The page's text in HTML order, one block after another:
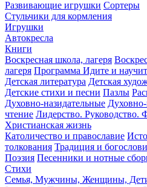
Развивающие игрушки Сортеры
Стульчики для кормления
Игрушки
Автокресла
Книги
Воскресная школа, лагеря
лагеря Программа Идите и
Детская литература Детская
Детские стихи и песни Пазлы
Духовно-назидательные Духовно-
чтение Лидерство. Руководство.
Христианская жизнь
Католичество и православие
толкования Традиция и
Поэзия Песенники и нотные
Стихи
Семья, Мужчины, Женщины,